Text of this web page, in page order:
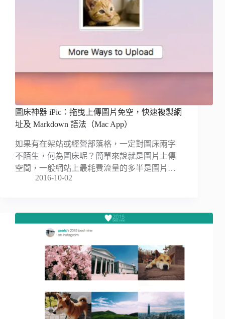
圖床神器 iPic：拖曳上傳圖片免空，快速複製網
址及 Markdown 語法（Mac App）
如果有在架站或經營部落格，一定對圖床兩字
不陌生，何為圖床呢？簡單來說就是圖片上傳
空間，一般網站上最耗費流量的多半是圖片…
2016-10-02